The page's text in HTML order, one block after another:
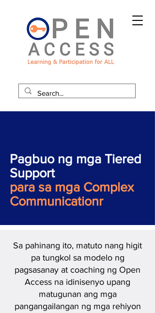
Pagbuo ng mga Tiered
Support
para sa mga Complex
Communicationr
Sa pahinang ito, matuto nang higit
pa tungkol sa modelo ng
pagsasanay at coaching ng Open
Access na idinisenyo upang
matugunan ang mga
pangangailangan ng mga rehiyon